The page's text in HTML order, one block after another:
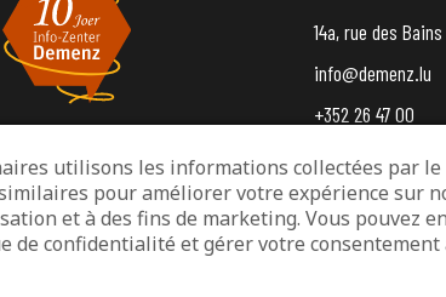
14a, rue des Bains
info@demenz.lu
+352 26 47 00
Mentions légales
utilisons les informations collectées par le
pour améliorer votre expérience sur
et à des fins de marketing. Vous pouvez
de confidentialité et gérer votre consentement